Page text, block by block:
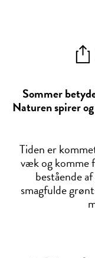
Sommer
Naturen spirer
Tiden er
væk og komme
bestående
smagfulde